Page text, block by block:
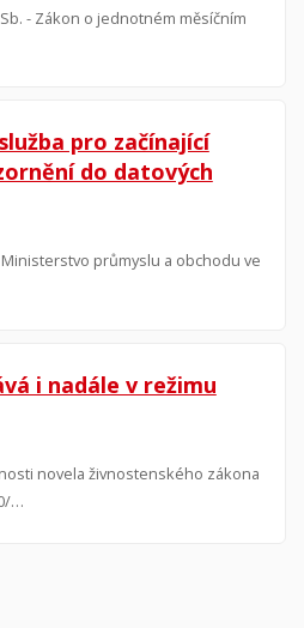
- Zákon o jednotném měsíčním
pro začínající
do datových
průmyslu a obchodu ve
i nadále v režimu
novela živnostenského zákona
…